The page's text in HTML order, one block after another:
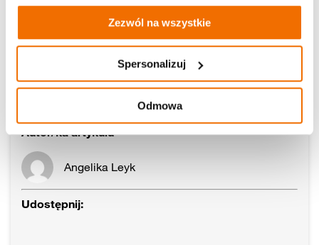
Zezwól na wszystkie
Spersonalizuj
Odmowa
Autor/ka artykułu
Angelika Leyk
Udostępnij: